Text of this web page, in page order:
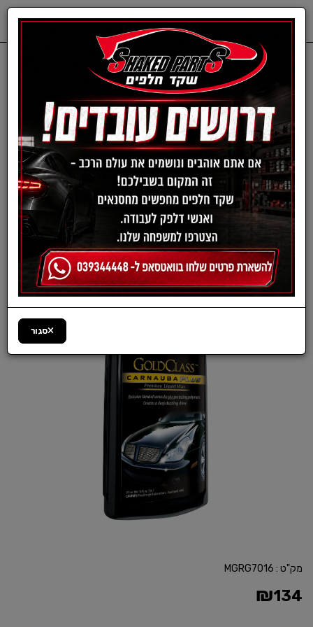
ציוד, אביזרים ומוצרים לרכב פוליש ווקס
בקבוק ווקס קרנאובה נוזלי -
CARNAUBA PLUS WAX
LIQUID מבית
MEGUIAR'S | תכולה 473
מ"ל
מק"ט : MGRG7016
₪134
סגור